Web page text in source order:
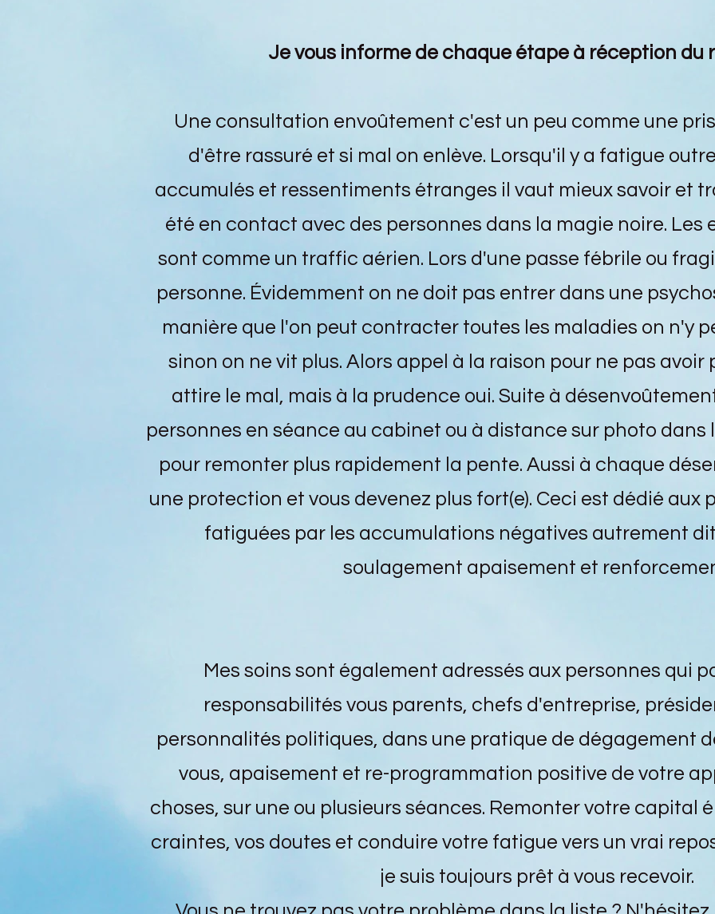
Je vous informe de chaque étape à réception du
Une consultation envoûtement c'est un peu comme une
d'être rassuré et si mal on enlève. Lorsqu'il y a fatigue
accumulés et ressentiments étranges il vaut mieux savoir et
été en contact avec des personnes dans la magie noire. Les
sont comme un traffic aérien. Lors d'une passe fébrile ou
personne. Évidemment on ne doit pas entrer dans une
manière que l'on peut contracter toutes les maladies on n'y
sinon on ne vit plus. Alors appel à la raison pour ne pas
attire le mal, mais à la prudence oui. Suite à
personnes en séance au cabinet ou à distance sur photo
pour remonter plus rapidement la pente. Aussi à chaque
une protection et vous devenez plus fort(e). Ceci est dédié aux
fatiguées par les accumulations négatives autrement
soulagement apaisement et
Mes soins sont également adressés aux personnes qui
responsabilités vous parents, chefs d'entreprise,
personnalités politiques, dans une pratique de dégagement
vous, apaisement et re-programmation positive de votre
choses, sur une ou plusieurs séances. Remonter votre capital
craintes, vos doutes et conduire votre fatigue vers un vrai
je suis toujours prêt à vous recevoir.